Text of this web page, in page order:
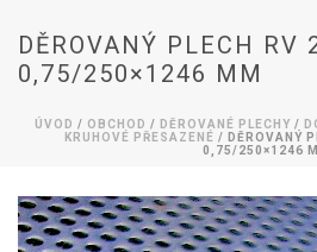
DĚROVANÝ PLECH RV
0,75/250×1246 MM
ÚVOD / OBCHOD / DĚROVANÉ PLECHY /
KRUHOVÉ PŘESAZENÉ / DĚROVANÝ
0,75/250×1246